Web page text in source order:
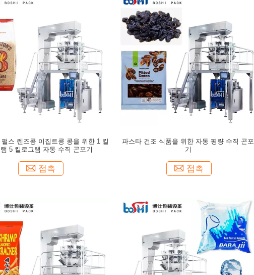
스 렌즈콩 이집트콩 콩을 위한 1 킬
5 킬로그램 자동 수직 곤포기
접촉
파스타 건조 식품을 위한 자동 평량 수직 곤포
기
접촉